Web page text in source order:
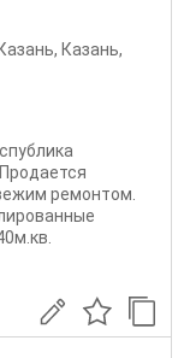
, Казань,
ремонтом.